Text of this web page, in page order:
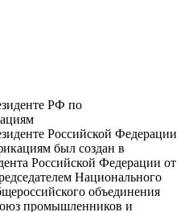
РФ по
Российской Федерации
был создан в
Российской Федерации от
Национального
объединения
промышленников и